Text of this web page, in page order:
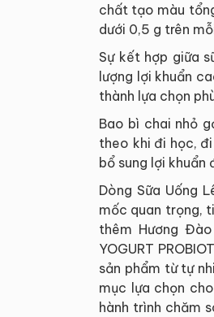
chất tạo màu
dưới 0,5 g trên
Sự kết hợp giữa
lượng lợi khuẩn
thành lựa chọn
Bao bì chai nhỏ
theo khi đi học,
bổ sung lợi khuẩn
Dòng Sữa Uống
mốc quan trọng,
thêm Hương
YOGURT
sản phẩm từ tự
mục lựa chọn
hành trình chăm